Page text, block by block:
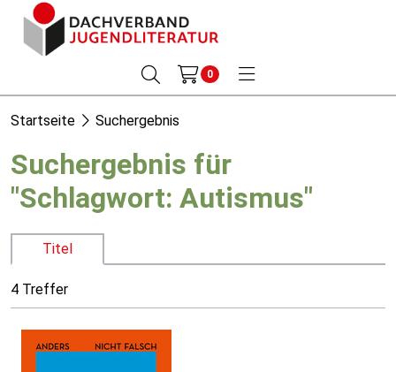
0
Startseite Suchergebnis
Suchergebnis für
"Schlagwort: Autismus"
Titel
4 Treffer